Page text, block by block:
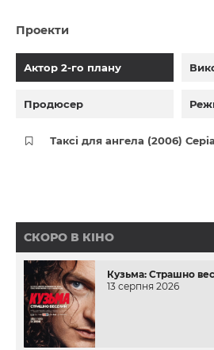
Проекти
Актор 2-го плану
Продюсер
Таксі для ангела (2006)
СКОРО В КІНО
Кузьма: Страшно
13 серпня 2026